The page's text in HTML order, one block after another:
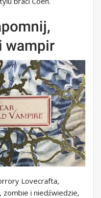
wampir
Lovecrafta,
i niedźwiedzie,